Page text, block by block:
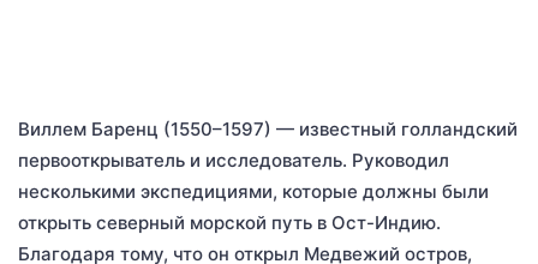
Виллем Баренц (1550–1597) — известный голландский
первооткрыватель и исследователь. Руководил
несколькими экспедициями, которые должны были
открыть северный морской путь в Ост-Индию.
Благодаря тому, что он открыл Медвежий остров,